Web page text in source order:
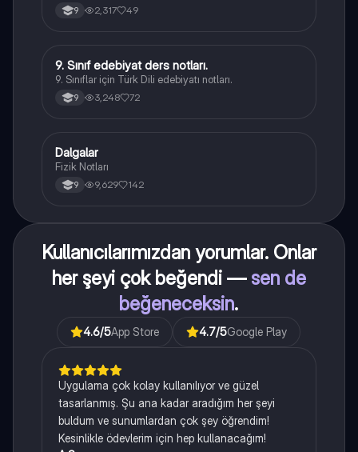
9 2,317 49
Türk Dili ve Edebiyatı
9. Sınıf edebiyat ders notları.
9. Sınıflar için Türk Dili edebiyatı notları.
9 3,248 72
Fizik
Dalgalar
Fizik Notları
9 9,629 142
Kullanıcılarımızdan yorumlar. Onlar
her şeyi çok beğendi — sen de
beğeneceksin.
4.6/5App Store 4.7/5Google Play
Uygulama çok kolay kullanılıyor ve güzel
tasarlanmış. Şu ana kadar aradığım her şeyi
buldum ve sunumlardan çok şey öğrendim!
Kesinlikle ödevlerim için hep kullanacağım!